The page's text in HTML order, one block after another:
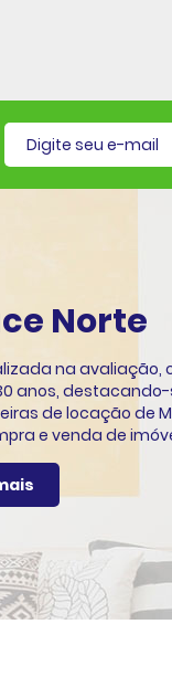
Norte
na avaliação,
anos,
de locação de
e venda de